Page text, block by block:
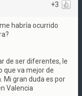
+3
habría ocurrido
de ser diferentes, le
que va mejor de
Mi gran duda es por
Valencia